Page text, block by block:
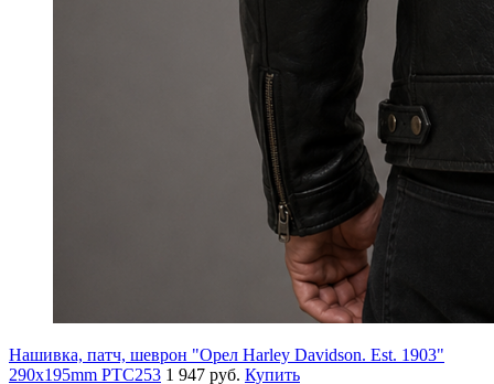
Нашивка, патч, шеврон "Орел Harley Davidson. Est. 1903"
290x195mm PTC253 1 947 руб. Купить